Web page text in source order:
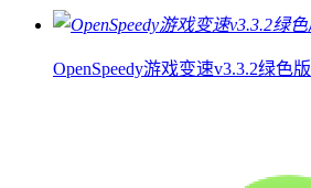
OpenSpeedy游戏变速v3.3.2绿色版